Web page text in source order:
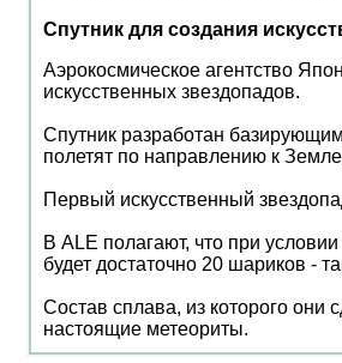
Спутник для создания
Аэрокосмическое агентство
искусственных звездопадов.
Спутник разработан
полетят по направлению к
Первый искусственный
В ALE полагают, что при
будет достаточно 20 шариков -
Состав сплава, из которого они
настоящие метеориты.